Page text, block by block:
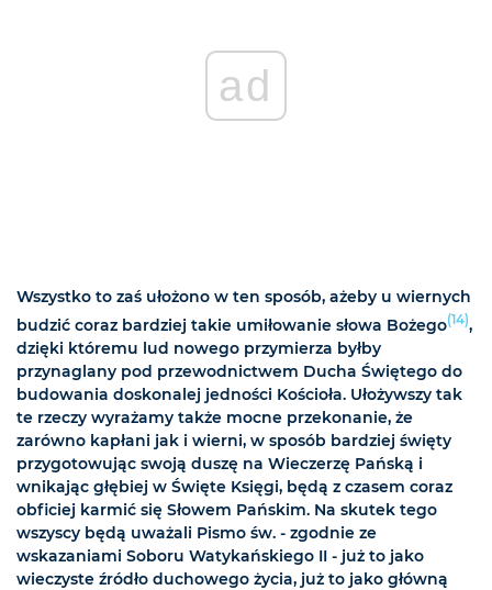
ad
Wszystko to zaś ułożono w ten sposób, ażeby u wiernych
budzić coraz bardziej takie umiłowanie słowa Bożego(14),
dzięki któremu lud nowego przymierza byłby
przynaglany pod przewodnictwem Ducha Świętego do
budowania doskonalej jedności Kościoła. Ułożywszy tak
te rzeczy wyrażamy także mocne przekonanie, że
zarówno kapłani jak i wierni, w sposób bardziej święty
przygotowując swoją duszę na Wieczerzę Pańską i
wnikając głębiej w Święte Księgi, będą z czasem coraz
obficiej karmić się Słowem Pańskim. Na skutek tego
wszyscy będą uważali Pismo św. - zgodnie ze
wskazaniami Soboru Watykańskiego II - już to jako
wieczyste źródło duchowego życia, już to jako główną